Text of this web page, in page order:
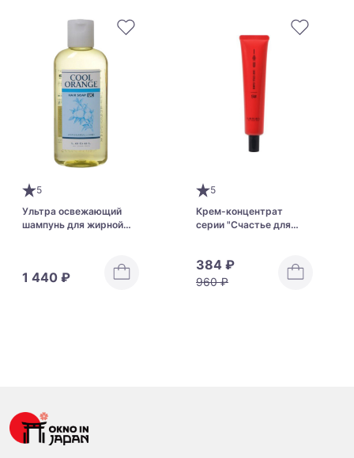
5
Ультра освежающий
шампунь для жирной
LebeL Cool Orange Hair
Soap UC
1 440 ₽
5
Крем-концентрат
серии "Счастье для
структуры волос Lebel
IAU Cell Care 5M
384 ₽
960 ₽